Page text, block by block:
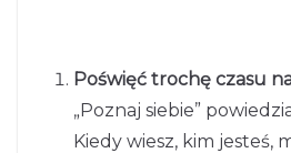
Poświęć trochę czasu
„Poznaj siebie”
Kiedy wiesz, kim jesteś,